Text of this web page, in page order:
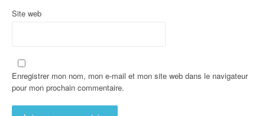
Site web
Enregistrer mon nom, mon e-mail et mon site web dans le navigateur
pour mon prochain commentaire.